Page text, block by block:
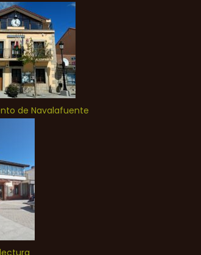
de Navalafuente